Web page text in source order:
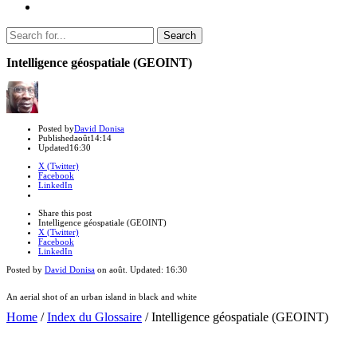
Search
Search
for:
Intelligence géospatiale (GEOINT)
Author
Posted byDavid Donisa
Publishedaoût14:14
Updated16:30
X (Twitter)
Facebook
LinkedIn
post
Share this postClose
sharing
Intelligence géospatiale (GEOINT)
X (Twitter)
Facebook
LinkedIn
Posted by David Donisa on août . Updated: 16:30
An aerial shot of an urban island in black and white
Home /Index du Glossaire /Intelligence géospatiale (GEOINT)